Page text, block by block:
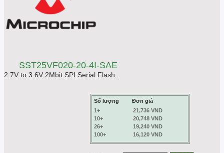
SST25VF020-20-4I-SAE
2.7V to 3.6V 2Mbit SPI Serial Flash..
Số lượng
Đơn giá
1+
21,736 VND
10+
20,748 VND
26+
19,240 VND
100+
16,120 VND